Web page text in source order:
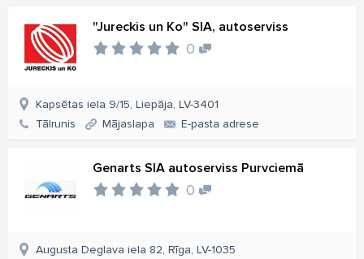
"Jureckis un Ko" SIA, autoserviss
0
Kapsētas iela 9/15, Liepāja, LV-3401
Tālrunis
Mājaslapa E-pasta adrese
Genarts SIA autoserviss Purvciemā
0
Augusta Deglava iela 82, Rīga, LV-1035